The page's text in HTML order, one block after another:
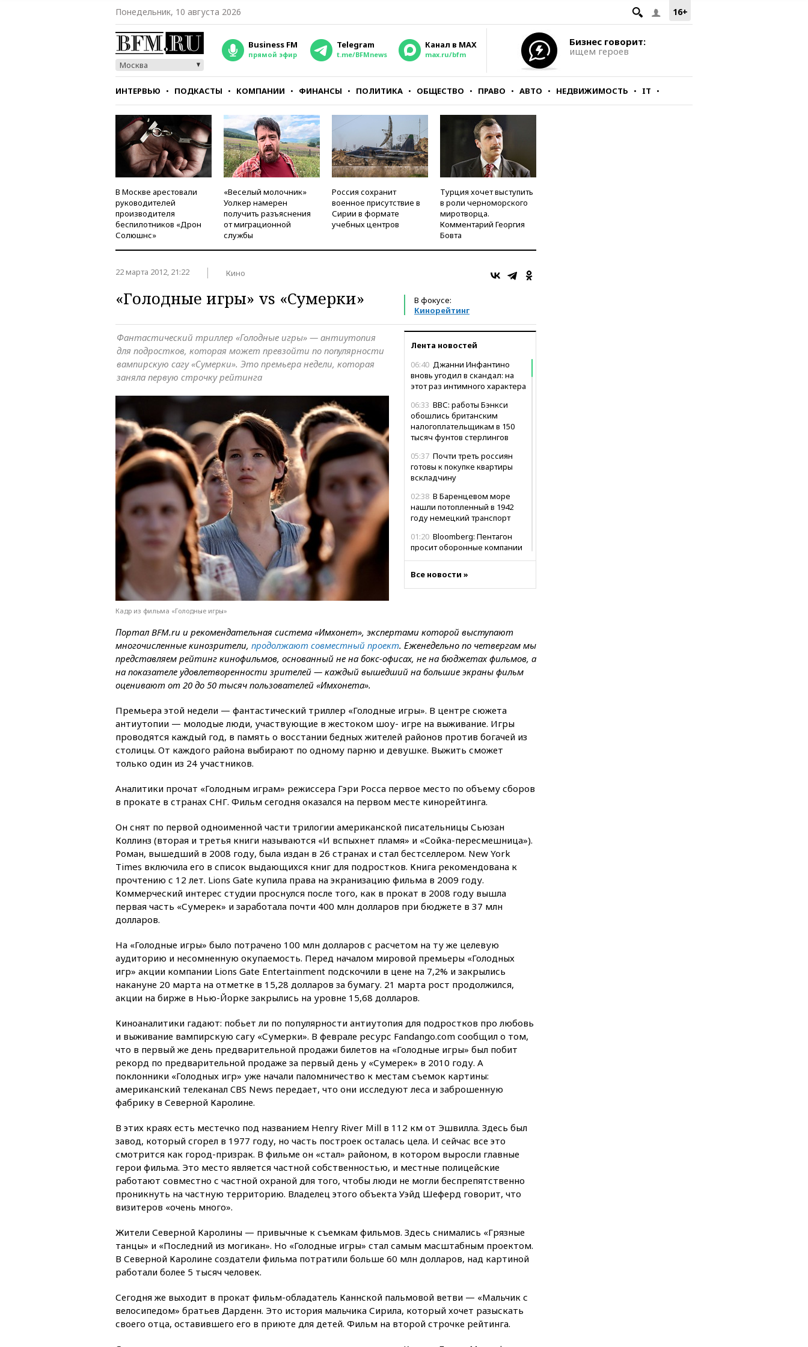
16+
Понедельник, 10 августа 2026
Москва
Business FM
прямой эфир
Telegram
t.me/BFMnews
Канал в MAX
max.ru/bfm
Бизнес говорит:
ищем героев
ИНТЕРВЬЮ ПОДКАСТЫ КОМПАНИИ ФИНАНСЫ ПОЛИТИКА ОБЩЕСТВО ПРАВО АВТО НЕДВИЖИМОСТЬ IT
СТИЛЬ ТЕСТЫ
В Москве арестовали
руководителей
производителя
беспилотников «Дрон
Солюшнс»
«Веселый молочник»
Уолкер намерен
получить разъяснения
от миграционной
службы
Россия сохранит
военное присутствие в
Сирии в формате
учебных центров
Турция хочет выступить
в роли черноморского
миротворца.
Комментарий Георгия
Бовта
22 марта 2012, 21:22 Кино
В фокусе:
Кинорейтинг
«Голодные игры» vs «Сумерки»
Лента новостей
06:40 Джанни Инфантино
вновь угодил в скандал: на
этот раз интимного характера
06:33 ВВС: работы Бэнкси
обошлись британским
налогоплательщикам в 150
тысяч фунтов стерлингов
05:37 Почти треть россиян
готовы к покупке квартиры
вскладчину
02:38 В Баренцевом море
нашли потопленный в 1942
году немецкий транспорт
01:20 Bloomberg: Пентагон
просит оборонные компании
00:33 CNBC: Burger King вышел
на второе место среди сетей
хотят испытать ПРО «Золотой
купол» в этом году
вчера, 22:39European Aquatics:
у России есть право провести
ЧЕ по водным видам спорта в
вчера, 21:43В Москве
начались испытания
беспилотного поезда
«Ласточка»
вчера, 20:44 WSJ: Трамп уже
готов прекратить войну с
вчера, 20:12 Финляндия не
намерена передавать Украине
ракеты для Patriot
вчера, 19:42МВД намерено
сократить срок уплаты
автоштрафов для
иностранцев с 60 дней до
вчера, 19:13 Оборонным
компаниям в США поручено
оперативно нарастить
производство вооружений
вчера, 18:54
ТАСС: Украина
лишится половины аграрного
портах Одессы
вчера, 18:18
БПЛА повторно
атаковали Белгород
вчера, 17:42 Израиль отверг
план Совета мира о выводе
войск из сектора Газа
Моджтабой Хаменеи,
опубликованное сегодня,
снято давно
вчера, 16:47 Сирия и Россия
договорились о присутствии
российских военных баз в
республике
противодроновые лазеры
вчера, 15:48Reuters:
европейский аналог Starlink
вчера, 15:46«Росатом»
возвращает специалистов в
Иран на АЭС «Бушер»
Все новости »
Фантастический триллер «Голодные игры» — антиутопия
для подростков, которая может превзойти по популярности
вампирскую сагу «Сумерки». Это премьера недели, которая
заняла первую строчку рейтинга
Кадр из фильма «Голодные игры»
Портал BFM.ru и рекомендательная система «Имхонет», экспертами которой выступают
многочисленные кинозрители, продолжают совместный проект. Еженедельно по четвергам мы
представляем рейтинг кинофильмов, основанный не на бокс-офисах, не на бюджетах фильмов, а
на показателе удовлетворенности зрителей — каждый вышедший на большие экраны фильм
оценивают от 20 до 50 тысяч пользователей «Имхонета».
Премьера этой недели — фантастический триллер «Голодные игры». В центре сюжета
антиутопии — молодые люди, участвующие в жестоком шоу- игре на выживание. Игры
проводятся каждый год, в память о восстании бедных жителей районов против богачей из
столицы. От каждого района выбирают по одному парню и девушке. Выжить сможет
только один из 24 участников.
Аналитики прочат «Голодным играм» режиссера Гэри Росса первое место по объему сборов
в прокате в странах СНГ. Фильм сегодня оказался на первом месте кинорейтинга.
Он снят по первой одноименной части трилогии американской писательницы Сьюзан
Коллинз (вторая и третья книги называются «И вспыхнет пламя» и «Сойка-пересмешница»).
Роман, вышедший в 2008 году, была издан в 26 странах и стал бестселлером. New York
Times включила его в список выдающихся книг для подростков. Книга рекомендована к
прочтению с 12 лет. Lions Gate купила права на экранизацию фильма в 2009 году.
Коммерческий интерес студии проснулся после того, как в прокат в 2008 году вышла
первая часть «Сумерек» и заработала почти 400 млн долларов при бюджете в 37 млн
долларов.
На «Голодные игры» было потрачено 100 млн долларов с расчетом на ту же целевую
аудиторию и несомненную окупаемость. Перед началом мировой премьеры «Голодных
игр» акции компании Lions Gate Entertainment подскочили в цене на 7,2% и закрылись
накануне 20 марта на отметке в 15,28 долларов за бумагу. 21 марта рост продолжился,
акции на бирже в Нью-Йорке закрылись на уровне 15,68 долларов.
Киноаналитики гадают: побьет ли по популярности антиутопия для подростков про любовь
и выживание вампирскую сагу «Сумерки». В феврале ресурс Fandango.com сообщил о том,
что в первый же день предварительной продажи билетов на «Голодные игры» был побит
рекорд по предварительной продаже за первый день у «Сумерек» в 2010 году. А
поклонники «Голодных игр» уже начали паломничество к местам съемок картины:
американский телеканал CBS News передает, что они исследуют леса и заброшенную
фабрику в Северной Каролине.
В этих краях есть местечко под названием Henry River Mill в 112 км от Эшвилла. Здесь был
завод, который сгорел в 1977 году, но часть построек осталась цела. И сейчас все это
смотрится как город-призрак. В фильме он «стал» районом, в котором выросли главные
герои фильма. Это место является частной собственностью, и местные полицейские
работают совместно с частной охраной для того, чтобы люди не могли беспрепятственно
проникнуть на частную территорию. Владелец этого объекта Уэйд Шеферд говорит, что
визитеров «очень много».
Жители Северной Каролины — привычные к съемкам фильмов. Здесь снимались «Грязные
танцы» и «Последний из могикан». Но «Голодные игры» стал самым масштабным проектом.
В Северной Каролине создатели фильма потратили больше 60 млн долларов, над картиной
работали более 5 тысяч человек.
Сегодня же выходит в прокат фильм-обладатель Каннской пальмовой ветви — «Мальчик с
велосипедом» братьев Дарденн. Это история мальчика Сирила, который хочет разыскать
своего отца, оставившего его в приюте для детей. Фильм на второй строчке рейтинга.